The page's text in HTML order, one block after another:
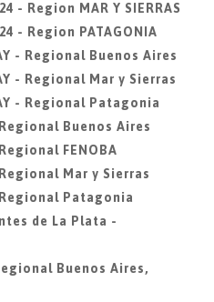
- Region MAR Y SIERRAS
- Region PATAGONIA
- Regional Buenos Aires
- Regional Mar y Sierras
- Regional Patagonia
Buenos Aires
FENOBA
Mar y Sierras
Regional Patagonia
de La Plata -
Buenos Aires,